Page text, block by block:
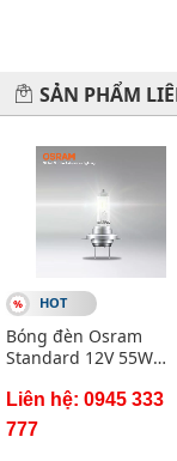
SẢN PHẨM
HOT
Bóng đèn Osram
Standard 12V 55W
Liên hệ: 0945 333
777